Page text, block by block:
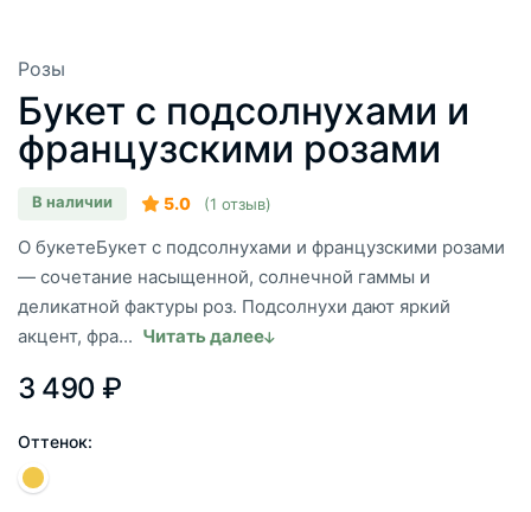
Розы
Букет с подсолнухами и
французскими розами
В наличии 5.0 (1 отзыв)
О букетеБукет с подсолнухами и французскими розами
— сочетание насыщенной, солнечной гаммы и
деликатной фактуры роз. Подсолнухи дают яркий
акцент, фра... Читать далее
3 490 ₽
Оттенок: